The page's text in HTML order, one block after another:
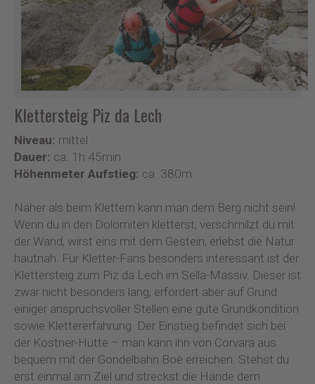
Klettersteig Piz da Lech
Niveau: mittel
Dauer: ca. 1h 45min
Höhenmeter Aufstieg: ca. 380m
Näher als beim Klettern kann man dem Berg nicht sein!
Wenn du in den Dolomiten kletterst, verschmilzt du mit
der Wand, wirst eins mit dem Gestein, erlebst die Natur
hautnah. Für Kletter-Fans besonders interessant ist der
Klettersteig zum Piz da Lech im Sella-Massiv. Dieser ist
zwar nicht besonders lang, erfordert aber auf Grund
einiger anspruchsvoller Stellen eine gute Grundkondition
sowie Klettererfahrung. Der Einstieg befindet sich bei
der Kostner-Hütte – man kann ihn von Corvara aus
bequem mit der Gondelbahn Boè erreichen. Stehst du
erst einmal am Ziel und streckst die Hände dem